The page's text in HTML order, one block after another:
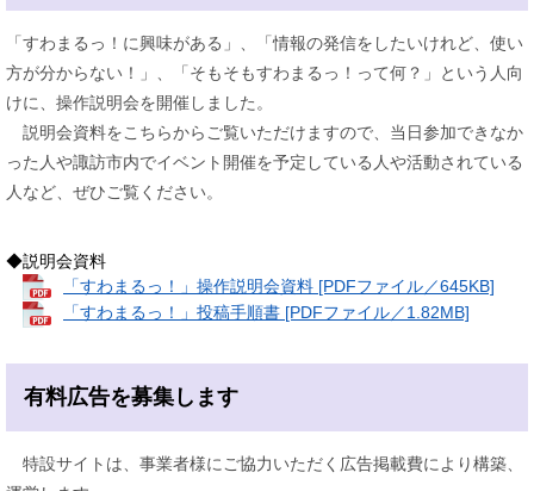
「すわまるっ！に興味がある」、「情報の発信をしたいけれど、使い
方が分からない！」、「そもそもすわまるっ！って何？」という人向
けに、操作説明会を開催しました。
説明会資料をこちらからご覧いただけますので、当日参加できなか
った人や諏訪市内でイベント開催を予定している人や活動されている
人など、ぜひご覧ください。
◆説明会資料
「すわまるっ！」操作説明会資料 [PDFファイル／645KB]
「すわまるっ！」投稿手順書 [PDFファイル／1.82MB]
有料広告を募集します
特設サイトは、事業者様にご協力いただく広告掲載費により構築、